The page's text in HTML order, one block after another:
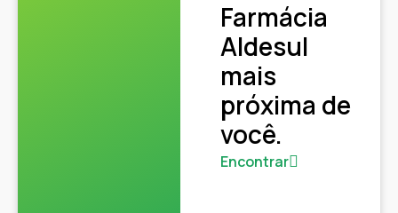
Farmácia
Aldesul
mais
próxima de
você.
Encontrar